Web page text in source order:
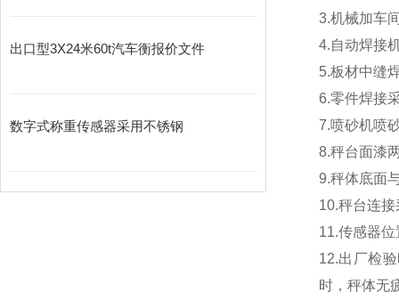
出口型3X24米60t汽车衡报价文件
数字式称重传感器采用不锈钢
3.机械加车
4.自动焊接
5.板材中缝
6.零件焊接
7.喷砂机喷
8.秤台面漆
9.秤体底面
10.秤台连接
11.传感器位
12.出厂检
时，秤体无